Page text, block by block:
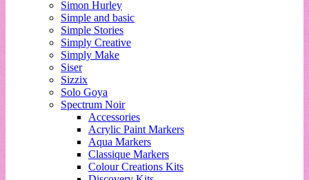
Simon Hurley
Simple and basic
Simple Stories
Simply Creative
Simply Make
Siser
Sizzix
Solo Goya
Spectrum Noir
Accessories
Acrylic Paint Markers
Aqua Markers
Classique Markers
Colour Creations Kits